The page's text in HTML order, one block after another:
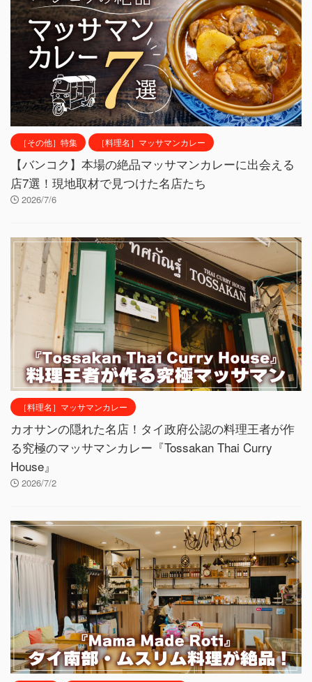
［その他］特集 ［料理名］マッサマンカレー
【バンコク】本場の絶品マッサマンカレーに出会える
店7選！現地取材で見つけた名店たち
2026/7/6
［料理名］マッサマンカレー
カオサンの隠れた名店！タイ政府公認の料理王者が作
る究極のマッサマンカレー『Tossakan Thai Curry
House』
2026/7/2